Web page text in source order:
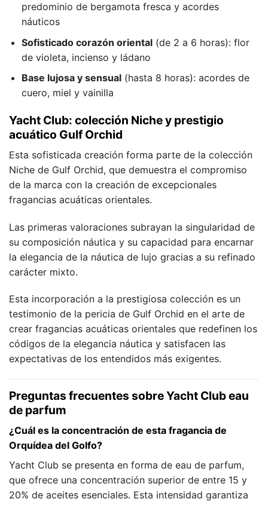
predominio de bergamota fresca y acordes
náuticos
Sofisticado corazón oriental(de 2 a 6 horas): flor
de violeta, incienso y ládano
Base lujosa y sensual(hasta 8 horas): acordes de
cuero, miel y vainilla
Yacht Club: colección Niche y prestigio
acuático Gulf Orchid
Esta sofisticada creación forma parte de la colección
Niche de Gulf Orchid, que demuestra el compromiso
de la marca con la creación de excepcionales
fragancias acuáticas orientales.
Las primeras valoraciones subrayan la singularidad de
su composición náutica y su capacidad para encarnar
la elegancia de la náutica de lujo gracias a su refinado
carácter mixto.
Esta incorporación a la prestigiosa colección es un
testimonio de la pericia de Gulf Orchid en el arte de
crear fragancias acuáticas orientales que redefinen los
códigos de la elegancia náutica y satisfacen las
expectativas de los entendidos más exigentes.
Preguntas frecuentes sobre Yacht Club eau
de parfum
¿Cuál es la concentración de esta fragancia de
Orquídea del Golfo?
Yacht Club se presenta en forma de eau de parfum,
que ofrece una concentración superior de entre 15 y
20% de aceites esenciales. Esta intensidad garantiza